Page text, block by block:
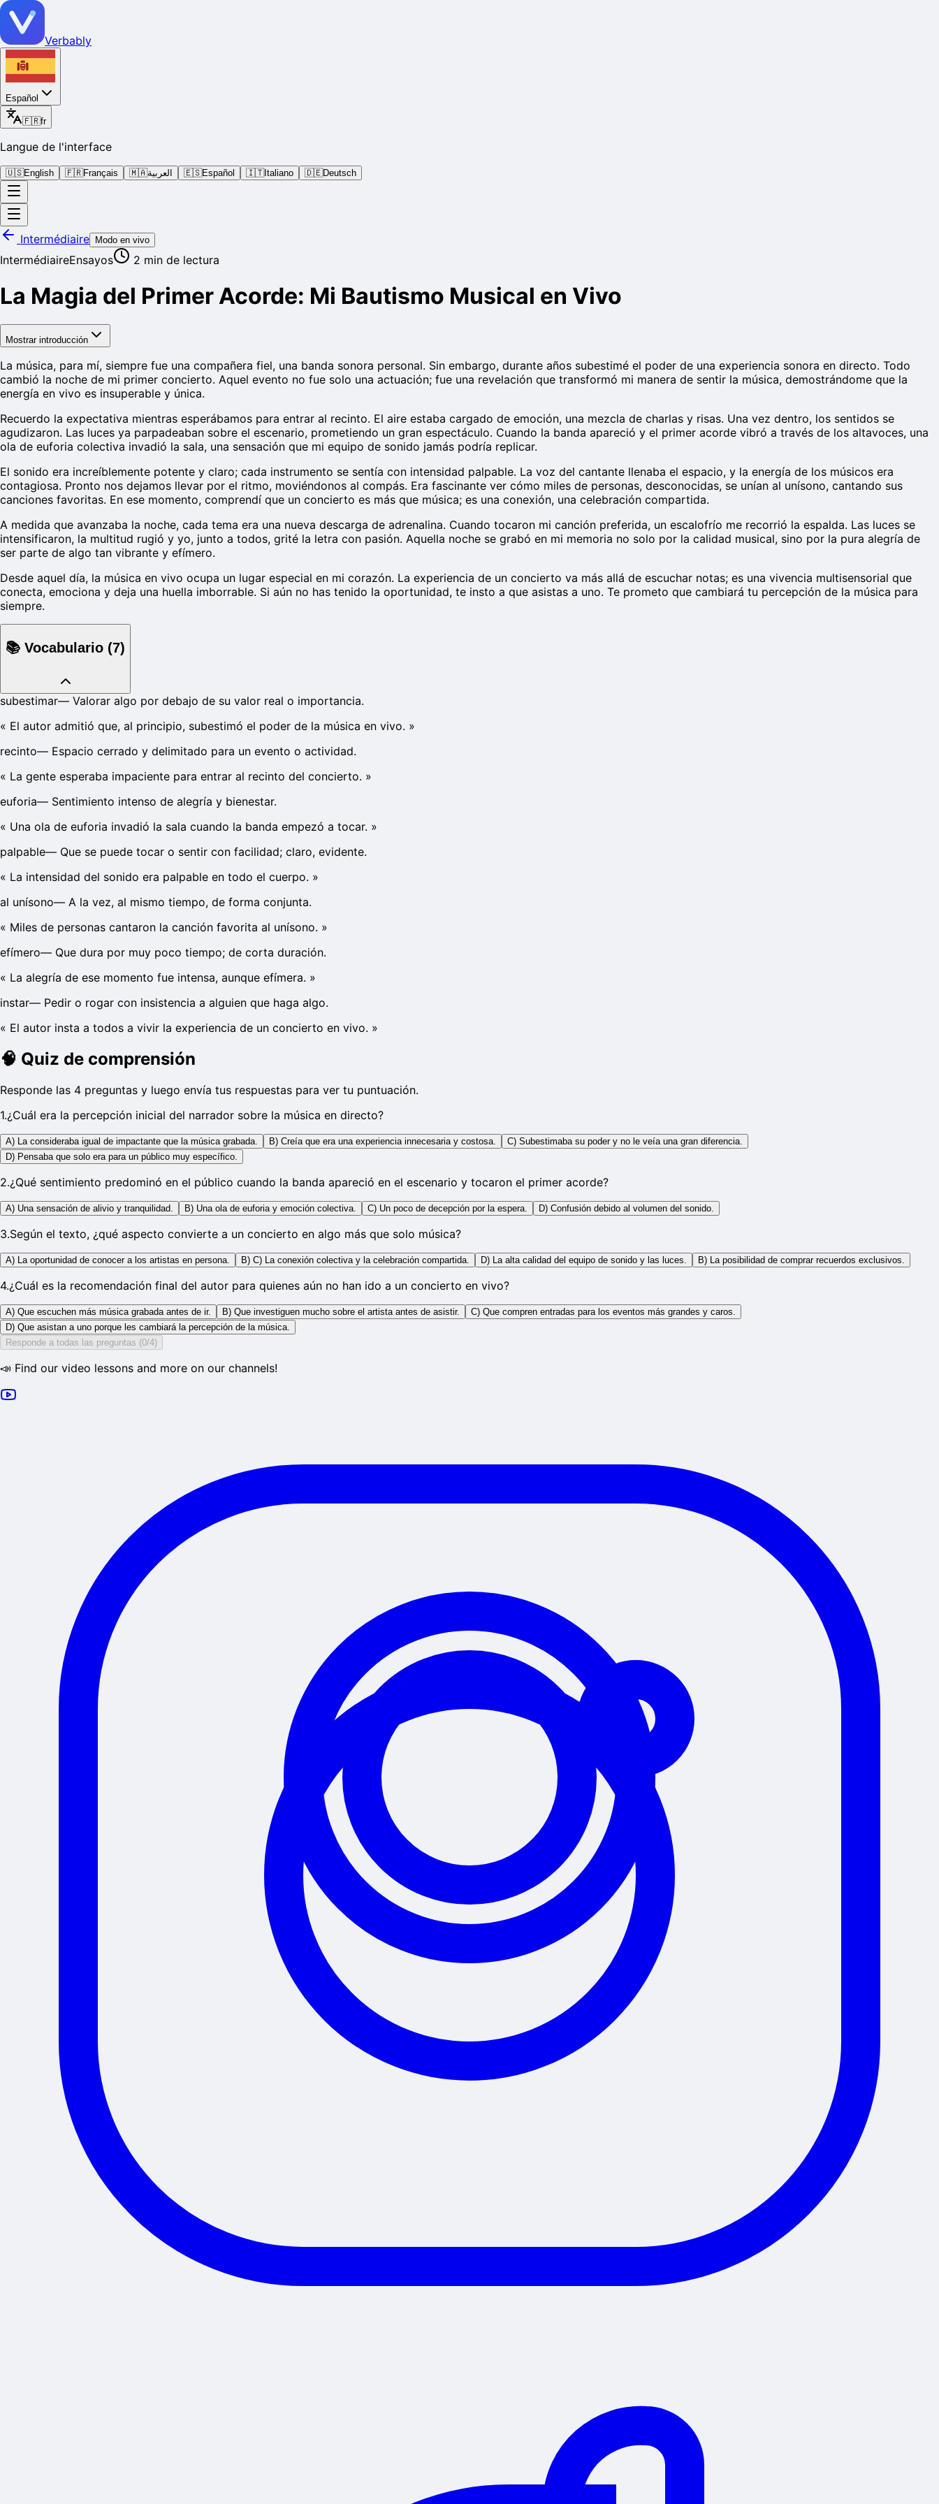
Verbably
Español
🇫🇷fr
Langue de l'interface
🇺🇸English 🇫🇷Français 🇲🇦العربية 🇪🇸Español 🇮🇹Italiano 🇩🇪Deutsch
Intermédiaire Modo en vivo
IntermédiaireEnsayos 2 min de lectura
La Magia del Primer Acorde: Mi Bautismo Musical en Vivo
Mostrar introducción
La música, para mí, siempre fue una compañera fiel, una banda sonora personal. Sin embargo, durante años subestimé el poder de una experiencia sonora en directo. Todo
cambió la noche de mi primer concierto. Aquel evento no fue solo una actuación; fue una revelación que transformó mi manera de sentir la música, demostrándome que la
energía en vivo es insuperable y única.
Recuerdo la expectativa mientras esperábamos para entrar al recinto. El aire estaba cargado de emoción, una mezcla de charlas y risas. Una vez dentro, los sentidos se
agudizaron. Las luces ya parpadeaban sobre el escenario, prometiendo un gran espectáculo. Cuando la banda apareció y el primer acorde vibró a través de los altavoces, una
ola de euforia colectiva invadió la sala, una sensación que mi equipo de sonido jamás podría replicar.
El sonido era increíblemente potente y claro; cada instrumento se sentía con intensidad palpable. La voz del cantante llenaba el espacio, y la energía de los músicos era
contagiosa. Pronto nos dejamos llevar por el ritmo, moviéndonos al compás. Era fascinante ver cómo miles de personas, desconocidas, se unían al unísono, cantando sus
canciones favoritas. En ese momento, comprendí que un concierto es más que música; es una conexión, una celebración compartida.
A medida que avanzaba la noche, cada tema era una nueva descarga de adrenalina. Cuando tocaron mi canción preferida, un escalofrío me recorrió la espalda. Las luces se
intensificaron, la multitud rugió y yo, junto a todos, grité la letra con pasión. Aquella noche se grabó en mi memoria no solo por la calidad musical, sino por la pura alegría de
ser parte de algo tan vibrante y efímero.
Desde aquel día, la música en vivo ocupa un lugar especial en mi corazón. La experiencia de un concierto va más allá de escuchar notas; es una vivencia multisensorial que
conecta, emociona y deja una huella imborrable. Si aún no has tenido la oportunidad, te insto a que asistas a uno. Te prometo que cambiará tu percepción de la música para
siempre.
📚 Vocabulario (7)
subestimar— Valorar algo por debajo de su valor real o importancia.
« El autor admitió que, al principio, subestimó el poder de la música en vivo. »
recinto— Espacio cerrado y delimitado para un evento o actividad.
« La gente esperaba impaciente para entrar al recinto del concierto. »
euforia— Sentimiento intenso de alegría y bienestar.
« Una ola de euforia invadió la sala cuando la banda empezó a tocar. »
palpable— Que se puede tocar o sentir con facilidad; claro, evidente.
« La intensidad del sonido era palpable en todo el cuerpo. »
al unísono— A la vez, al mismo tiempo, de forma conjunta.
« Miles de personas cantaron la canción favorita al unísono. »
efímero— Que dura por muy poco tiempo; de corta duración.
« La alegría de ese momento fue intensa, aunque efímera. »
instar— Pedir o rogar con insistencia a alguien que haga algo.
« El autor insta a todos a vivir la experiencia de un concierto en vivo. »
🧠 Quiz de comprensión
Responde las 4 preguntas y luego envía tus respuestas para ver tu puntuación.
1.¿Cuál era la percepción inicial del narrador sobre la música en directo?
A) La consideraba igual de impactante que la música grabada. B) Creía que era una experiencia innecesaria y costosa.
C) Subestimaba su poder y no le veía una gran diferencia.
D) Pensaba que solo era para un público muy específico.
2.¿Qué sentimiento predominó en el público cuando la banda apareció en el escenario y tocaron el primer acorde?
A) Una sensación de alivio y tranquilidad. B) Una ola de euforia y emoción colectiva. C) Un poco de decepción por la espera. D) Confusión debido al volumen del sonido.
3.Según el texto, ¿qué aspecto convierte a un concierto en algo más que solo música?
A) La oportunidad de conocer a los artistas en persona. B) C) La conexión colectiva y la celebración compartida. D) La alta calidad del equipo de sonido y las luces. B) La posibilidad de comprar recuerdos exclusivos.
4.¿Cuál es la recomendación final del autor para quienes aún no han ido a un concierto en vivo?
A) Que escuchen más música grabada antes de ir. B) Que investiguen mucho sobre el artista antes de asistir.
C) Que compren entradas para los eventos más grandes y caros.
D) Que asistan a uno porque les cambiará la percepción de la música.
Responde a todas las preguntas (0/4)
📣 Find our video lessons and more on our channels!